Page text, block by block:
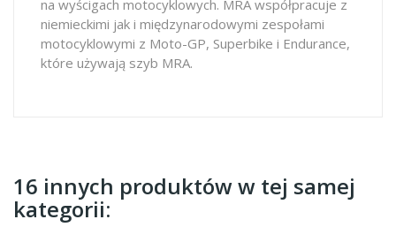
na wyścigach motocyklowych. MRA współpracuje z
niemieckimi jak i międzynarodowymi zespołami
motocyklowymi z Moto-GP, Superbike i Endurance,
które używają szyb MRA.
16 innych produktów w tej samej
kategorii: